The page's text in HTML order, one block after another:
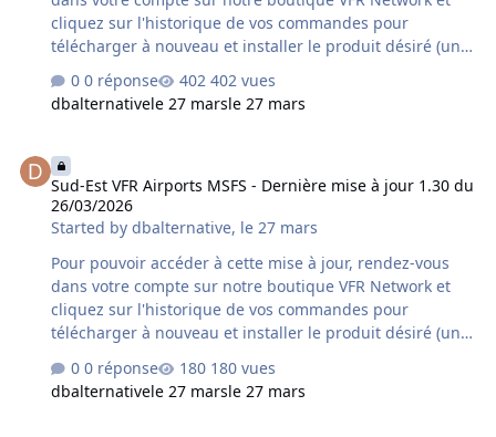
cliquez sur l'historique de vos commandes pour
télécharger à nouveau et installer le produit désiré (une
désinstallation préalable du produit déjà installé sur
votre ordinateur est fortement conseillée). Si vous avez
acquis le produit chez un autre revendeur assurez-vous
supplémentaire variable peut s'avérer nécessaire à la
mise à disposition de cette mise à jour par le revendeur
concerné. Contenu de la mise à jour version 1.50 du
26/03/2026 : - Compatibilité MSFS2024 - nombreux
aérodromes optimisés - nombr…
0 réponse
402 vues
dbalternativele 27 marsle 27 mars
Sud-Est VFR Airports MSFS - Dernière mise à jour 1.30 du
26/03/2026
Started bydbalternative, le 27 mars
Pour pouvoir accéder à cette mise à jour, rendez-vous
dans votre compte sur notre boutique VFR Network et
cliquez sur l'historique de vos commandes pour
télécharger à nouveau et installer le produit désiré (une
désinstallation préalable du produit déjà installé sur
votre ordinateur est fortement conseillée). Si vous avez
acquis le produit chez un autre revendeur assurez-vous
0 réponse
180 vues
dbalternativele 27 marsle 27 mars